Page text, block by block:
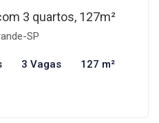
3 quartos, 127m²
SP
3 Vagas 127 m²